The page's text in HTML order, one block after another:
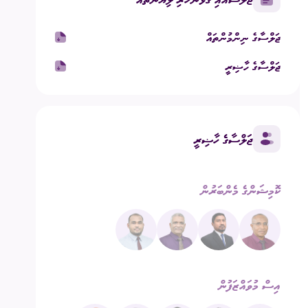
ޢާންމު ވޯޓު
ބްރޯޑްކާސްޓިންގ
ޖަލްސާގެ ނިންމުންތައް
ޖަލްސާގެ ހާޟިރީ
ޖަލްސާގެ ހާޟިރީ
ކޮމިޝަންގެ މެންބަރުން
އިސް މުވައްޒަފުން